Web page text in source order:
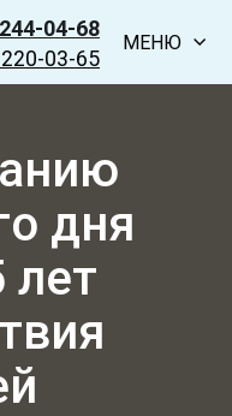
04-68
03-65
МЕНЮ
дня
лет